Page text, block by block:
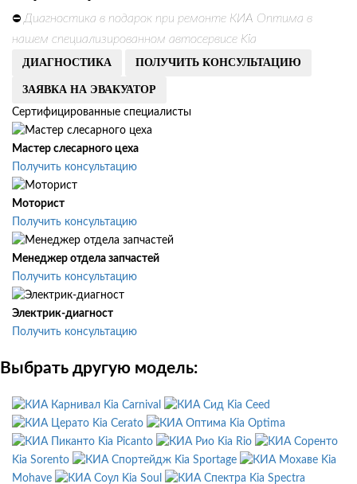
⛔ Диагностика в подарок при ремонте КИА Оптима в
нашем специализированном автосервисе Kia
ДИАГНОСТИКА ПОЛУЧИТЬ КОНСУЛЬТАЦИЮ
ЗАЯВКА НА ЭВАКУАТОР
Сертифицированные специалисты
Мастер слесарного цеха
Получить консультацию
Моторист
Получить консультацию
Менеджер отдела запчастей
Получить консультацию
Электрик-диагност
Получить консультацию
Выбрать другую модель:
Kia Carnival
Kia Ceed
Kia Cerato
Kia Optima
Kia Picanto
Kia Rio
Kia Sorento
Kia Sportage
Kia
Mohave
Kia Soul Kia Spectra